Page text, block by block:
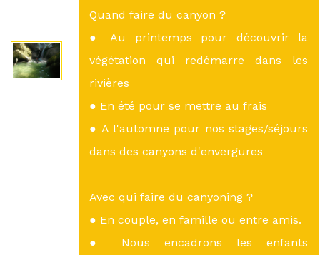
Quand faire du canyon ?
● Au printemps pour découvrir la
végétation qui redémarre dans les
rivières
● En été pour se mettre au frais
● A l'automne pour nos stages/séjours
dans des canyons d'envergures
Avec qui faire du canyoning ?
● En couple, en famille ou entre amis.
● Nous encadrons les enfants